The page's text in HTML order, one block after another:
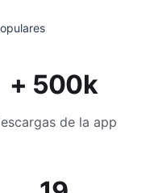
+ 500k
de la app